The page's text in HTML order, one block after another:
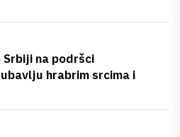
na podršci
hrabrim srcima i